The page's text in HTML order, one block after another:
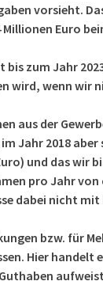
vorsieht.
Millionen Euro
bis zum Jahr
wird, wenn wir
aus der
Jahr 2018
und das wir
pro Jahr von
dabei nicht
bzw. für
Hier handelt